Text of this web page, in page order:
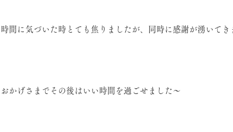
時間に気づいた時とても焦りましたが、同時に感謝が湧いてき
おかげさまでその後はいい時間を過ごせました〜